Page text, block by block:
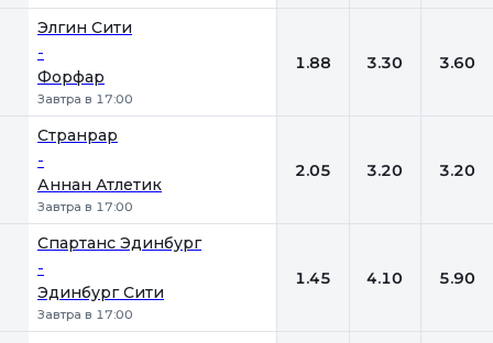
Элгин Сити
-
Форфар
Завтра в 17:00
1.88 3.30 3.60
Странрар
-
Аннан Атлетик
Завтра в 17:00
2.05 3.20 3.20
Спартанс Эдинбург
-
Эдинбург Сити
Завтра в 17:00
1.45 4.10 5.90